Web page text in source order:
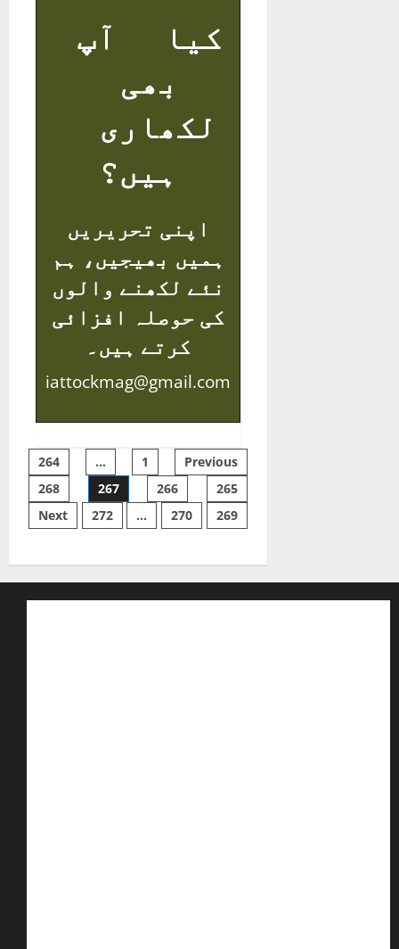
کیا آپ
بھی
لکھاری
ہیں؟
اپنی تحریریں
ہمیں بھیجیں، ہم
نئے لکھنے والوں
کی حوصلہ افزائی
کرتے ہیں۔
iattockmag@gmail.com
Posts
pagination
Previous
1
…
264
265
266
267
268
269
270
…
272
Next